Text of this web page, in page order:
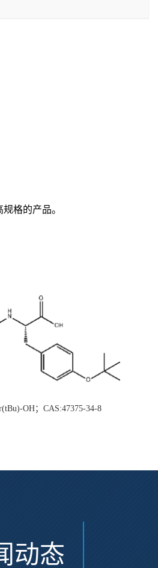
格的产品。
OH；CAS:47375-34-8
动态